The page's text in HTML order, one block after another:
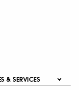
& SERVICES